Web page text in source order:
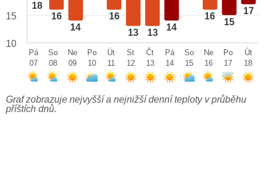
18
16
14
16
13 13
14
16
15
17
15
10
Pá
07
So
08
Ne
09
Po
10
Út
11
St
12
Čt
13
Pá
14
So
15
Ne
16
Po
17
Út
18
Graf zobrazuje nejvyšší a nejnižší denní teploty v průběhu
příštích dnů.